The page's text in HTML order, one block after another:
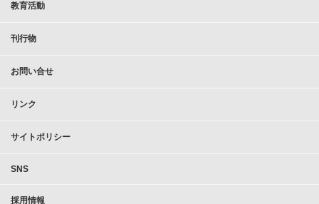
教育活動
刊行物
お問い合せ
リンク
サイトポリシー
SNS
採用情報